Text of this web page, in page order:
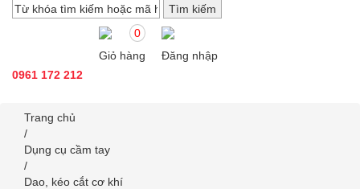
0961 172 212
0
Giỏ hàng
Đăng nhập
Trang chủ
/
Dụng cụ cầm tay
/
Dao, kéo cắt cơ khí